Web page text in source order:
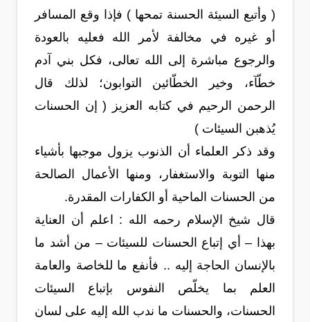
( وأتبع السيئة الحسنة تمحها ) فإذا وقع المسافر
أو غيره في مخالفة لأمر الله فعليه بالعودة
والرجوع مباشرة إلى الله تعالى، فكل بني آدم
خطّآء، وخير الخطّائين التوابون؛ لذلك قال
الرحمن الرحيم في كتابه العزيز ( إن الحسنات
يُذهبن السيئات )
وقد ذكر العلماء أن الذنوب يزول موجبها بأشياء
منها التوبة والاستغفار، ومنها الأعمال الصالحة
من الحسنات الماحية أو الكفارات المقدرة.
قال شيخ الإسلام رحمه الله : اعلم أن العناية
بهذا – أي إتباع الحسنات للسيئات – من أشد ما
بالإنسان الحاجة إليه .. فأنفع ما للخاصة والعامة
العلم بما يخلّص النفوس بإتباع السيئات
الحسنات، والحسنات ما ندب الله إليه على لسان